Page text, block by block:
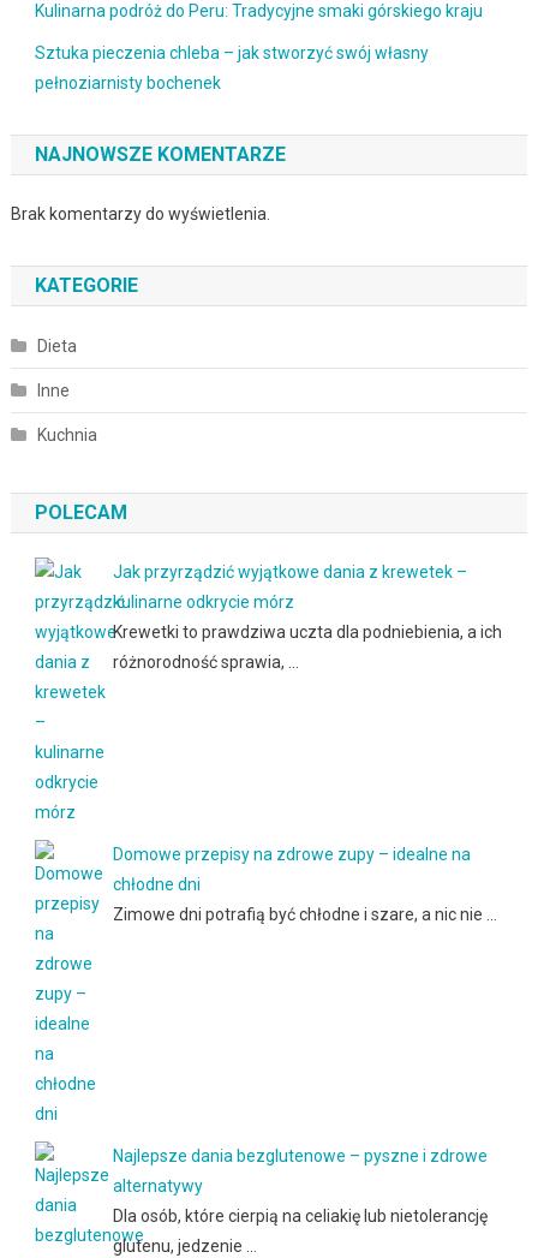
Kulinarna podróż do Peru: Tradycyjne smaki górskiego kraju
Sztuka pieczenia chleba – jak stworzyć swój własny
pełnoziarnisty bochenek
NAJNOWSZE KOMENTARZE
Brak komentarzy do wyświetlenia.
KATEGORIE
Dieta
Inne
Kuchnia
POLECAM
Jak przyrządzić wyjątkowe dania z krewetek –
kulinarne odkrycie mórz
Krewetki to prawdziwa uczta dla podniebienia, a ich
różnorodność sprawia, …
Domowe przepisy na zdrowe zupy – idealne na
chłodne dni
Zimowe dni potrafią być chłodne i szare, a nic nie …
Najlepsze dania bezglutenowe – pyszne i zdrowe
alternatywy
Dla osób, które cierpią na celiakię lub nietolerancję
glutenu, jedzenie …